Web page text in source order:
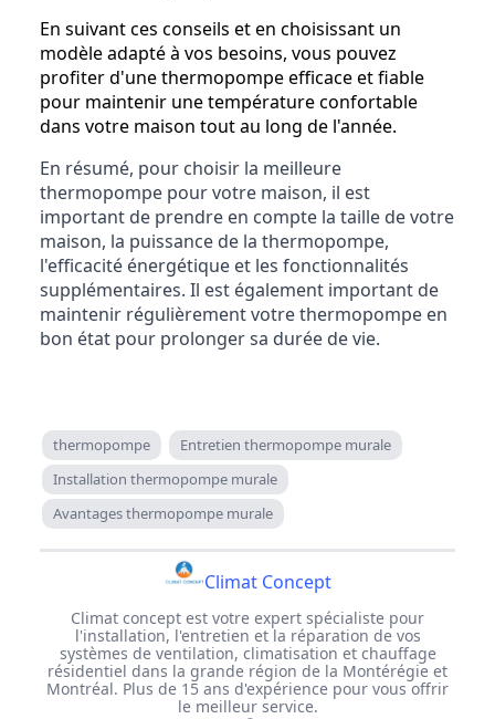
En suivant ces conseils et en choisissant un
modèle adapté à vos besoins, vous pouvez
profiter d'une thermopompe efficace et fiable
pour maintenir une température confortable
dans votre maison tout au long de l'année.
En résumé, pour choisir la meilleure
thermopompe pour votre maison, il est
important de prendre en compte la taille de votre
maison, la puissance de la thermopompe,
l'efficacité énergétique et les fonctionnalités
supplémentaires. Il est également important de
maintenir régulièrement votre thermopompe en
bon état pour prolonger sa durée de vie.
thermopompe
Entretien thermopompe murale
Installation thermopompe murale
Avantages thermopompe murale
Climat Concept
Climat concept est votre expert spécialiste pour
l'installation, l'entretien et la réparation de vos
systèmes de ventilation, climatisation et chauffage
résidentiel dans la grande région de la Montérégie et
Montréal. Plus de 15 ans d'expérience pour vous offrir
le meilleur service.